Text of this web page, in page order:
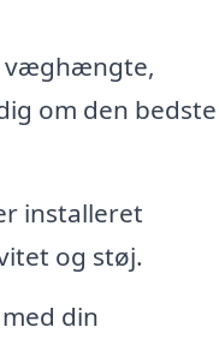
væghængte,
om den bedste
installeret
og støj.
din